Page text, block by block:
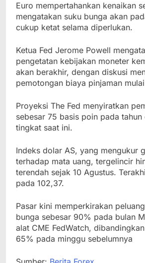
Euro mempertahankan kenaikan
mengatakan suku bunga akan
cukup ketat selama diperlukan.
Ketua Fed Jerome Powell
pengetatan kebijakan moneter
akan berakhir, dengan diskusi
pemotongan biaya pinjaman
Proyeksi The Fed menyiratkan
sebesar 75 basis poin pada tahun
tingkat saat ini.
Indeks dolar AS, yang mengukur
terhadap mata uang, tergelincir
terendah sejak 10 Agustus.
pada 102,37.
Pasar kini memperkirakan
bunga sebesar 90% pada bulan
alat CME FedWatch,
65% pada minggu sebelumnya